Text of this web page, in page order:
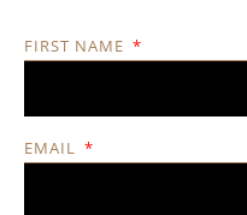
FIRST NAME
EMAIL